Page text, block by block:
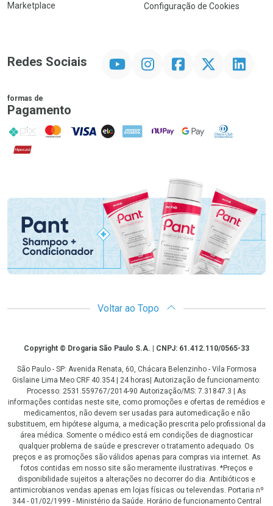
Marketplace
Configuração de Cookies
Redes Sociais InstagramFacebookTwitter Linkedin
formas de
Pagamento
PIX MasterCard
VISA ELO AMEX NuPay Google PayDiners Club
Hipercard
Promoção em Destaque
Voltar ao Topo
CopyrightCopyright © Drogaria São Paulo S.A. | CNPJ: 61.412.110/0565-33
São Paulo - SP: Avenida Renata, 60, Chácara Belenzinho - Vila Formosa
Gislaine Lima Meo CRF 40.354 | 24 horas| Autorização de funcionamento:
Processo: 2531.559767/2014-90 Autorização/MS: 7.31847.3 | As
informações contidas neste site, como promoções e ofertas de remédios e
medicamentos, não devem ser usadas para automedicação e não
substituem, em hipótese alguma, a medicação prescrita pelo profissional da
área médica. Somente o médico está em condições de diagnosticar
qualquer problema de saúde e prescrever o tratamento adequado. Os
preços e as promoções são válidos apenas para compras via internet. As
fotos contidas em nosso site são meramente ilustrativas. *Preços e
disponibilidade sujeitos a alterações no decorrer do dia. Antibióticos e
antimicrobianos vendas apenas em lojas físicas ou televendas. Portaria nº
344 - 01/02/1999 - Ministério da Saúde. Horário de funcionamento Central